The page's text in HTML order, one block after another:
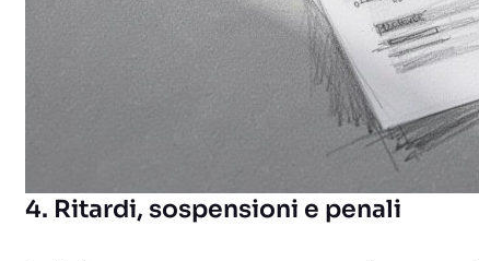
4. Ritardi, sospensioni e penali